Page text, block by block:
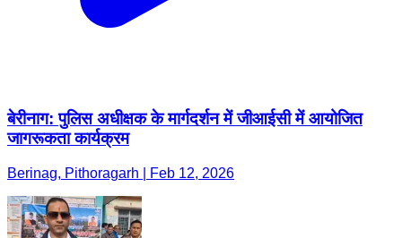
बेरीनाग: पुलिस अधीक्षक के मार्गदर्शन में जीआईसी में आयोजित
जागरूकता कार्यक्रम
Berinag, Pithoragarh | Feb 12, 2026